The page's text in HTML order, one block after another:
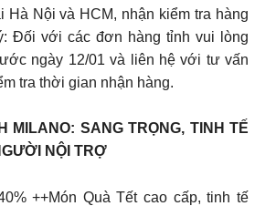
Hà Nội và HCM, nhận kiểm tra hàng
Đối với các đơn hàng tỉnh vui lòng
ngày 12/01 và liên hệ với tư vấn
tra thời gian nhận hàng.
MILANO: SANG TRỌNG, TINH TẾ
NỘI TRỢ
++Món Quà Tết cao cấp, tinh tế